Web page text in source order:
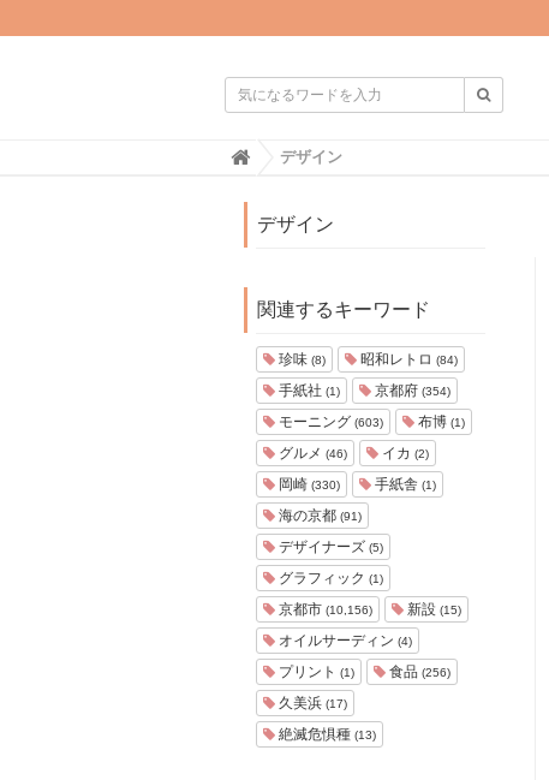
H
デザイン
デザイン
関連するキーワード
珍味 (8) 昭和レトロ (84)
手紙社 (1) 京都府 (354)
モーニング (603) 布博 (1)
グルメ (46) イカ (2)
岡崎 (330) 手紙舎 (1)
海の京都 (91)
デザイナーズ (5)
グラフィック (1)
京都市 (10,156) 新設 (15)
オイルサーディン (4)
プリント (1) 食品 (256)
久美浜 (17)
絶滅危惧種 (13)